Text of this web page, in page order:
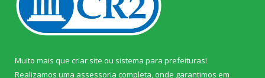
Muito mais que criar site ou sistema para prefeituras!
Realizamos uma assessoria completa, onde garantimos em